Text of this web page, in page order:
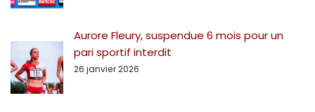
Aurore Fleury, suspendue 6 mois pour un
pari sportif interdit
26 janvier 2026